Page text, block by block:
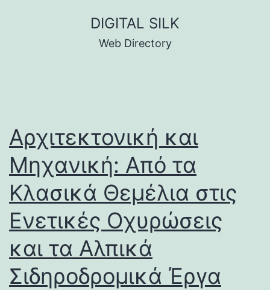
DIGITAL SILK
Web Directory
Αρχιτεκτονική και
Μηχανική: Από τα
Κλασικά Θεμέλια στις
Ενετικές Οχυρώσεις
και τα Αλπικά
Σιδηροδρομικά Έργα